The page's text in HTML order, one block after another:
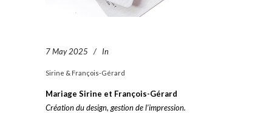
7 May 2025 In
Sirine & François-Gérard
Mariage Sirine et François-Gérard
Création du design, gestion de l’impression.